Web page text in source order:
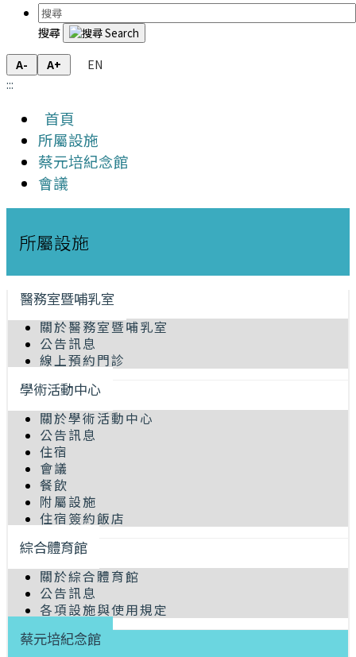
搜尋
A- A+
EN
:::
首頁
所屬設施
蔡元培紀念館
會議
所屬設施
醫務室暨哺乳室
關於醫務室暨哺乳室
公告訊息
線上預約門診
學術活動中心
關於學術活動中心
公告訊息
住宿
會議
餐飲
附屬設施
住宿簽約飯店
綜合體育館
關於綜合體育館
公告訊息
各項設施與使用規定
蔡元培紀念館